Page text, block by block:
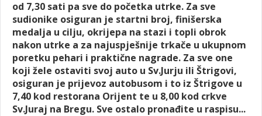
od 7,30 sati pa sve do početka utrke. Za sve
sudionike osiguran je startni broj, finišerska
medalja u cilju, okrijepa na stazi i topli obrok
nakon utrke a za najuspješnije trkače u ukupnom
poretku pehari i praktične nagrade. Za sve one
koji žele ostaviti svoj auto u Sv.Jurju ili Štrigovi,
osiguran je prijevoz autobusom i to iz Štrigove u
7,40 kod restorana Orijent te u 8,00 kod crkve
Sv.Juraj na Bregu. Sve ostalo pronađite u raspisu...